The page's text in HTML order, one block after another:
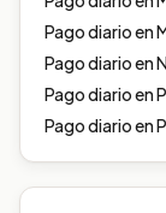
Pago diario en
Pago diario en
Pago diario en
Pago diario en